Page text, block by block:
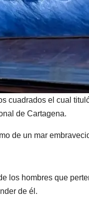
cuadrados el cual
de Cartagena.
de un mar
los hombres que
de él.